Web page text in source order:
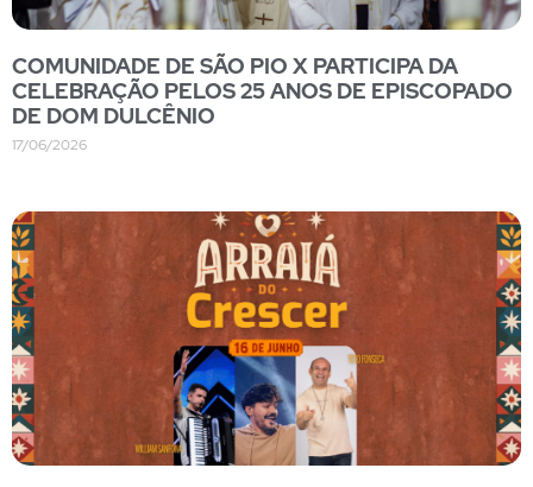
COMUNIDADE DE SÃO PIO X PARTICIPA DA
CELEBRAÇÃO PELOS 25 ANOS DE EPISCOPADO
DE DOM DULCÊNIO
17/06/2026